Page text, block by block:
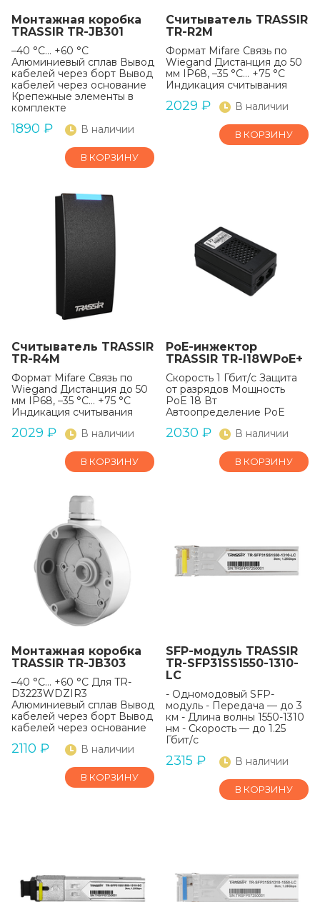
Монтажная коробка
TRASSIR TR-JB301
–40 °C… +60 °C
Алюминиевый сплав Вывод
кабелей через борт Вывод
кабелей через основание
Крепежные элементы в
комплекте
1890 ₽ В наличии
В КОРЗИНУ
Считыватель TRASSIR
TR-R2M
Формат Mifare Связь по
Wiegand Дистанция до 50
мм IP68, –35 °C… +75 °C
Индикация считывания
2029 ₽ В наличии
В КОРЗИНУ
Считыватель TRASSIR
TR-R4M
Формат Mifare Связь по
Wiegand Дистанция до 50
мм IP68, –35 °C… +75 °C
Индикация считывания
2029 ₽ В наличии
В КОРЗИНУ
PoE-инжектор
TRASSIR TR-I18WPoE+
Скорость 1 Гбит/c Защита
от разрядов Мощность
PoE 18 Вт
Автоопределение PoE
2030 ₽ В наличии
В КОРЗИНУ
Монтажная коробка
TRASSIR TR-JB303
–40 °C… +60 °C Для TR-
D3223WDZIR3
Алюминиевый сплав Вывод
кабелей через борт Вывод
кабелей через основание
2110 ₽ В наличии
В КОРЗИНУ
SFP-модуль TRASSIR
TR-SFP31SS1550-1310-
LC
- Одномодовый SFP-
модуль - Передача — до 3
км - Длина волны 1550-1310
нм - Скорость — до 1.25
Гбит/с
2315 ₽ В наличии
В КОРЗИНУ